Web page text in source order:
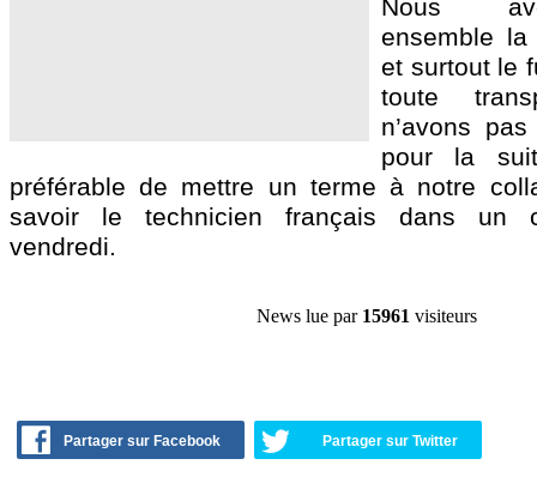
Nous
ensemble
et surtout le
toute
n’avons
pour la
préférable de mettre un terme à notre
savoir le technicien français dans un
vendredi.
News lue par 15961 visiteurs
Partager sur Facebook Partager sur Twitter